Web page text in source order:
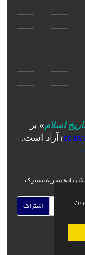
اسلام» بر
CC BY-
) آزاد است.
خبرنامه نشریه مشترک
اشتراک